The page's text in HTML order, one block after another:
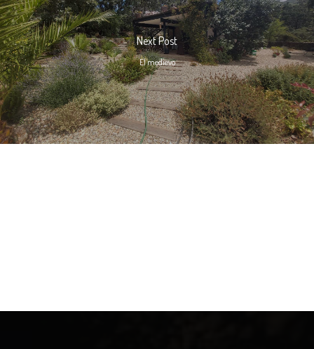
Next Post
El medievo